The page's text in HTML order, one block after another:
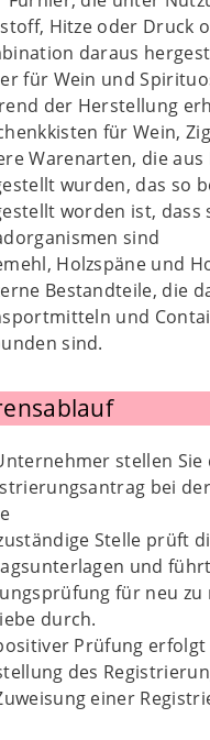
Hitze oder Druck
daraus
für Wein und
der Herstellung
für Wein,
Warenarten, die aus
wurden, das so
worden ist, dass
sind
Holzspäne und
Bestandteile, die
und
sind.
stellen Sie
bei
Stelle prüft
und
für neu
durch.
Prüfung
des
einer